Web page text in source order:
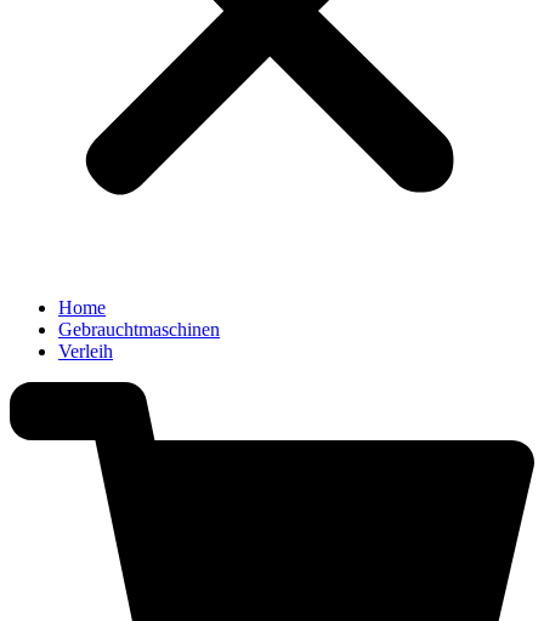
Home
Gebrauchtmaschinen
Verleih